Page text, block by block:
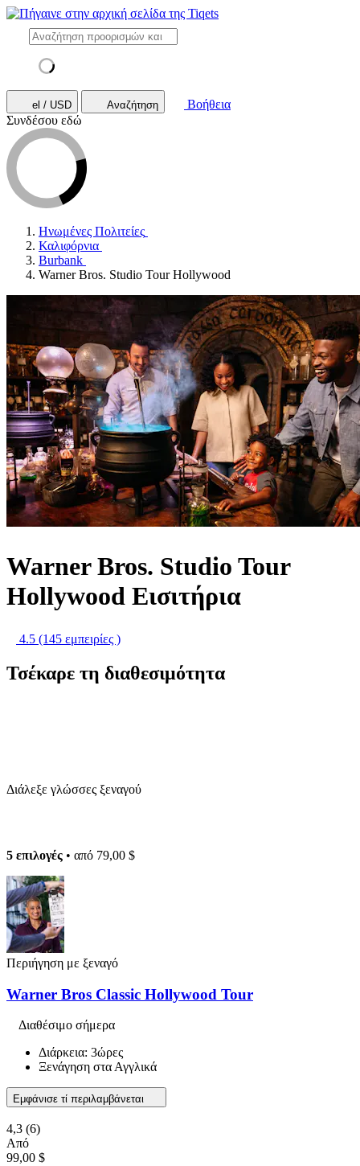
el / USD Αναζήτηση
Βοήθεια
Συνδέσου εδώ
Ηνωμένες Πολιτείες
Καλιφόρνια
Burbank
Warner Bros. Studio Tour Hollywood
Warner Bros. Studio Tour
Hollywood Εισιτήρια
4.5 (145 εμπειρίες )
Τσέκαρε τη διαθεσιμότητα
Διάλεξε γλώσσες ξεναγού
5 επιλογές • από 79,00 $
Περιήγηση με ξεναγό
Warner Bros Classic Hollywood Tour
Διαθέσιμο σήμερα
Διάρκεια: 3ώρες
Ξενάγηση στα Αγγλικά
Εμφάνισε τί περιλαμβάνεται
4,3 (6)
Από
99,00 $